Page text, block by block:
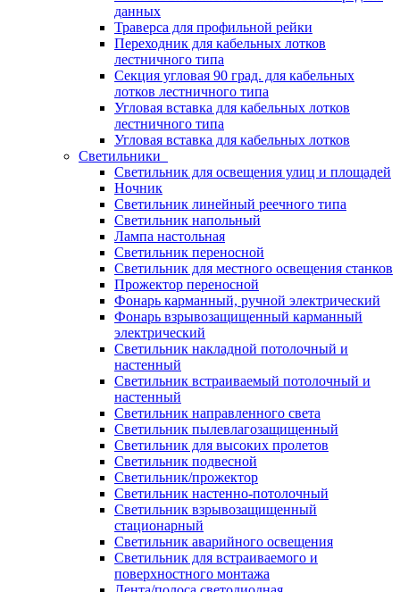
данных
Траверса для профильной рейки
Переходник для кабельных лотков
лестничного типа
Секция угловая 90 град. для кабельных
лотков лестничного типа
Угловая вставка для кабельных лотков
лестничного типа
Угловая вставка для кабельных лотков
Светильники
Светильник для освещения улиц и площадей
Ночник
Светильник линейный реечного типа
Светильник напольный
Лампа настольная
Светильник переносной
Светильник для местного освещения станков
Прожектор переносной
Фонарь карманный, ручной электрический
Фонарь взрывозащищенный карманный
электрический
Светильник накладной потолочный и
настенный
Светильник встраиваемый потолочный и
настенный
Светильник направленного света
Светильник пылевлагозащищенный
Светильник для высоких пролетов
Светильник подвесной
Светильник/прожектор
Светильник настенно-потолочный
Светильник взрывозащищенный
стационарный
Светильник аварийного освещения
Светильник для встраиваемого и
поверхностного монтажа